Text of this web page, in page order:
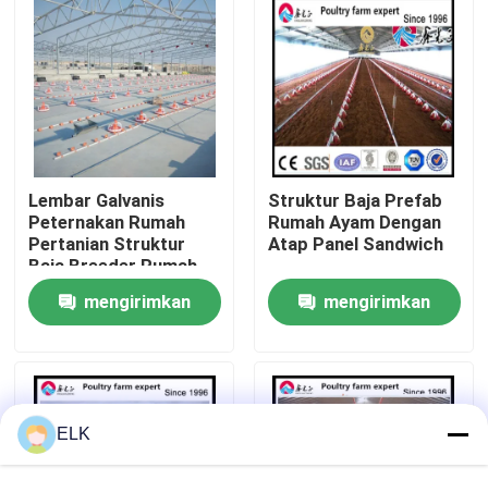
Tur Pabrik
Kontrol Kualitas
Hubungi Kami
Berita
Kasus-kasus
Minta Kutipan
Gudang Struktur Baja
Lembar Galvanis
Peternakan Rumah
Pertanian Struktur
Baja Breeder Rumah
Ayam
mengirimkan
Struktur Baja Prefab
Rumah Ayam Dengan
Atap Panel Sandwich
mengirimkan
ELK